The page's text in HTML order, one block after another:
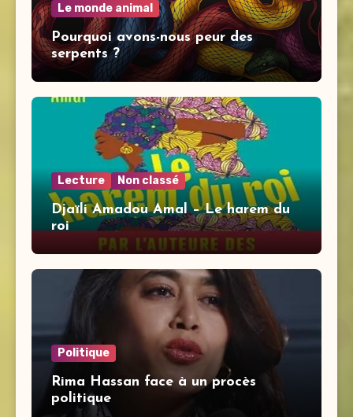
Le monde animal
Pourquoi avons-nous peur des
serpents ?
Lecture Non classé
Djaïli Amadou Amal – Le harem du
roi
Politique
Rima Hassan face à un procès
politique